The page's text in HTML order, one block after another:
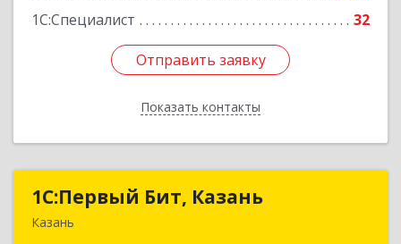
1С:Специалист
32
Отправить заявку
Показать контакты
Подробнее
Отправить заявку
Назад
1С:Первый Бит, Казань
Казань
1С:Первый Бит, Казань